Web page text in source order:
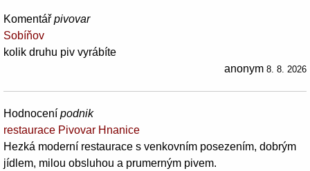
Komentář pivovar
Sobíňov
kolik druhu piv vyrábíte
anonym 8. 8. 2026
Hodnocení podnik
restaurace Pivovar Hnanice
Hezká moderní restaurace s venkovním posezením, dobrým
jídlem, milou obsluhou a prumerným pivem.